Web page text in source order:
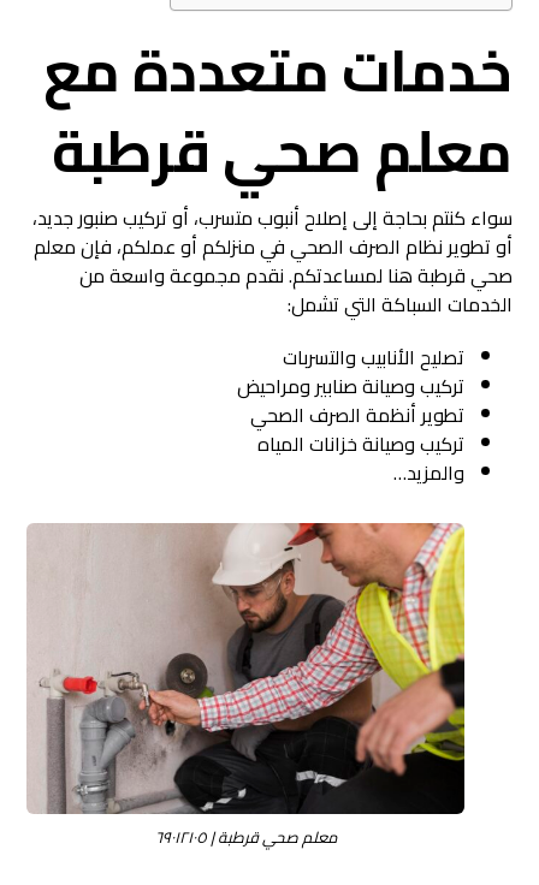
خدمات متعددة مع
معلم صحي قرطبة
سواء كنتم بحاجة إلى إصلاح أنبوب متسرب، أو تركيب صنبور جديد،
أو تطوير نظام الصرف الصحي في منزلكم أو عملكم، فإن معلم
صحي قرطبة هنا لمساعدتكم. نقدم مجموعة واسعة من
الخدمات السباكة التي تشمل:
تصليح الأنابيب والتسربات
تركيب وصيانة صنابير ومراحيض
تطوير أنظمة الصرف الصحي
تركيب وصيانة خزانات المياه
والمزيد…
معلم صحي قرطبة | ٦٩٠١٢١٠٥